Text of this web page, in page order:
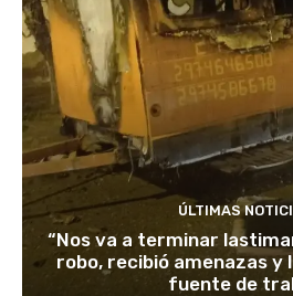
ÚLTIMAS
“Nos va a terminar
robo, recibió amenazas y
fuente de